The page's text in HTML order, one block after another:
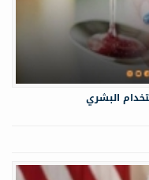
البشري